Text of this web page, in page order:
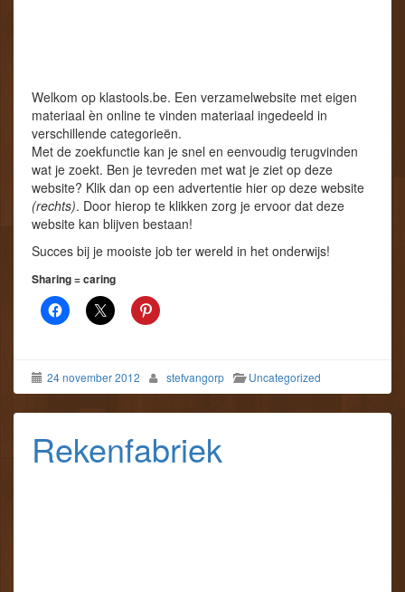
Welkom op klastools.be. Een verzamelwebsite met eigen
materiaal èn online te vinden materiaal ingedeeld in
verschillende categorieën.
Met de zoekfunctie kan je snel en eenvoudig terugvinden
wat je zoekt. Ben je tevreden met wat je ziet op deze
website? Klik dan op een advertentie hier op deze website
(rechts). Door hierop te klikken zorg je ervoor dat deze
website kan blijven bestaan!
Succes bij je mooiste job ter wereld in het onderwijs!
Sharing = caring
24 november 2012 stefvangorp Uncategorized
Rekenfabriek